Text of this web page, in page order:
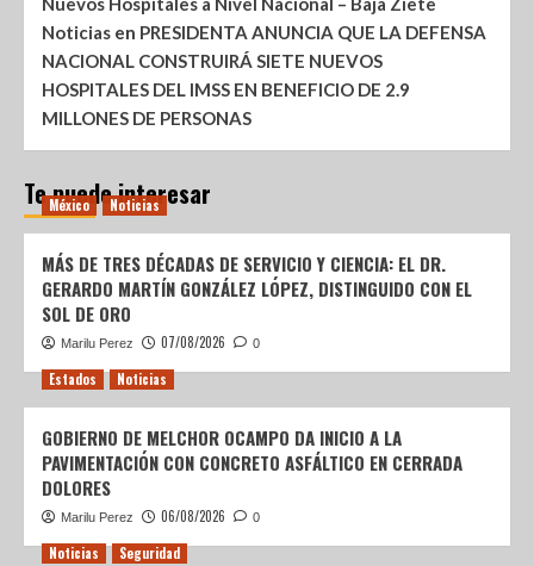
Noticias en PRESIDENTA ANUNCIA QUE LA DEFENSA
NACIONAL CONSTRUIRÁ SIETE NUEVOS
HOSPITALES DEL IMSS EN BENEFICIO DE 2.9
MILLONES DE PERSONAS
Te puede interesar
México Noticias
MÁS DE TRES DÉCADAS DE SERVICIO Y CIENCIA: EL DR.
GERARDO MARTÍN GONZÁLEZ LÓPEZ, DISTINGUIDO CON EL
SOL DE ORO
Marilu Perez 07/08/2026 0
Estados Noticias
GOBIERNO DE MELCHOR OCAMPO DA INICIO A LA
PAVIMENTACIÓN CON CONCRETO ASFÁLTICO EN CERRADA
DOLORES
Marilu Perez 06/08/2026 0
Noticias Seguridad